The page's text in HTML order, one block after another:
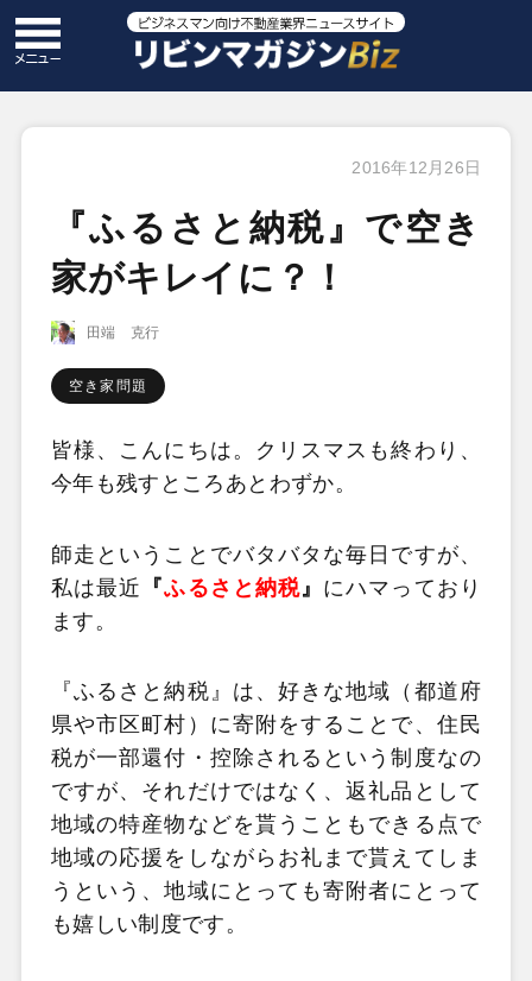
2016年12月26日
『ふるさと納税』で空き
家がキレイに？！
田端 克行
空き家問題
皆様、こんにちは。クリスマスも終わり、
今年も残すところあとわずか。
師走ということでバタバタな毎日ですが、
私は最近
『ふるさと納税 』 にハマっており
ます。
『ふるさと納税』は、好きな地域（都道府
県や市区町村）に寄附をすることで、住民
税が一部還付・控除されるという制度なの
ですが、それだけではなく、返礼品として
地域の特産物などを貰うこともできる点で
地域の応援をしながらお礼まで貰えてしま
うという、地域にとっても寄附者にとって
も嬉しい制度です。